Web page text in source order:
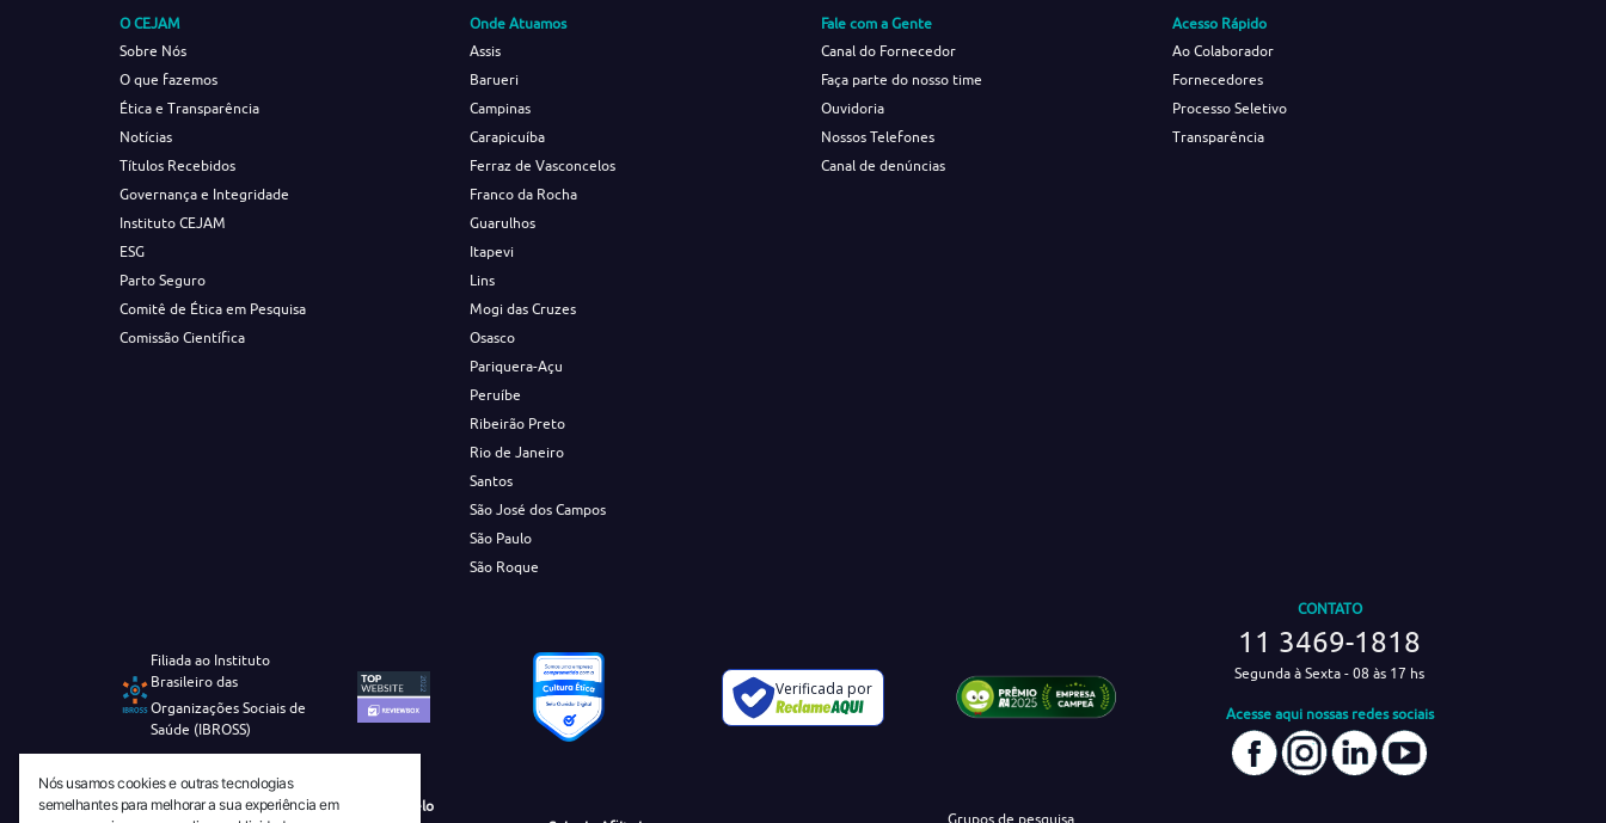
O CEJAM
Sobre Nós
O que fazemos
Ética e Transparência
Notícias
Títulos Recebidos
Governança e Integridade
Instituto CEJAM
ESG
Parto Seguro
Comitê de Ética em Pesquisa
Comissão Científica
Onde Atuamos
Assis
Barueri
Campinas
Carapicuíba
Ferraz de Vasconcelos
Franco da Rocha
Guarulhos
Itapevi
Lins
Mogi das Cruzes
Osasco
Pariquera-Açu
Peruíbe
Ribeirão Preto
Rio de Janeiro
Santos
São José dos Campos
São Paulo
São Roque
Fale com a Gente
Canal do Fornecedor
Faça parte do nosso time
Ouvidoria
Nossos Telefones
Canal de denúncias
Acesso Rápido
Ao Colaborador
Fornecedores
Processo Seletivo
Transparência
Filiada ao Instituto
Brasileiro das
Organizações Sociais de
Saúde (IBROSS)
Verificada por
CONTATO
11 3469-1818
Segunda à Sexta - 08 às 17 hs
Acesse aqui nossas redes sociais
Revista Tecnico-Cientifica CEJAM Selo
Grupos de pesquisa
Nós usamos cookies e outras tecnologias
semelhantes para melhorar a sua experiência em